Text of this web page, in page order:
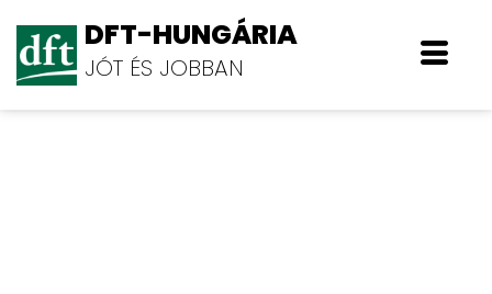
DFT-HUNGÁRIA
JÓT ÉS JOBBAN